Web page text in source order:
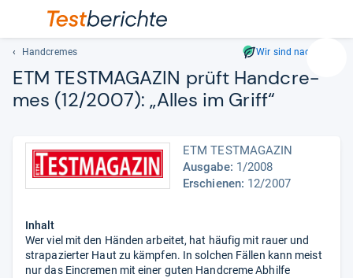
Geben
und
lassen
Handcremes Wir sind nachhaltig
ETM TEST­MA­GA­ZIN prüft Hand­cre­
mes (12/2007): „Alles im Griff“
ETM TESTMAGAZIN
Ausgabe: 1/2008
Erschienen: 12/2007
Inhalt
Wer viel mit den Händen arbeitet, hat häufig mit rauer und
strapazierter Haut zu kämpfen. In solchen Fällen kann meist
nur das Eincremen mit einer guten Handcreme Abhilfe